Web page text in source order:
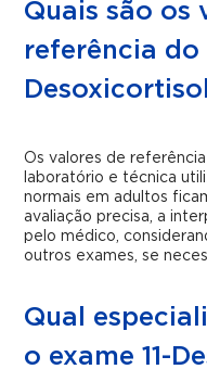
Quais são os
referência do
Os valores de
laboratório e técnica
normais em adultos
avaliação precisa, a
pelo médico,
outros exames, se
Qual
o exame 11-